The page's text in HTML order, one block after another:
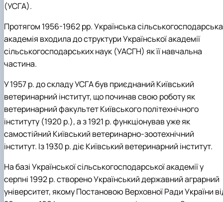
(УСГА).
Протягом 1956-1962 рр. Українська сільськогосподарська
академія входила до структури Української академії
сільськогосподарських наук (УАСГН) як її навчальна
частина.
У 1957 р. до складу УСГА був приєднаний Київський
ветеринарний інститут, що починав свою роботу як
ветеринарний факультет Київського політехнічного
інституту (1920 р.), а з 1921 р. функціонував уже як
самостійний Київський ветеринарно-зоотехнічний
інститут. Із 1930 р. діє Київський ветеринарний інститут.
На базі Української сільськогосподарської академії у
серпні 1992 р. створено Український державний аграрний
університет, якому Постановою Верховної Ради України